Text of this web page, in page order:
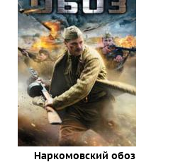
Наркомовский обоз